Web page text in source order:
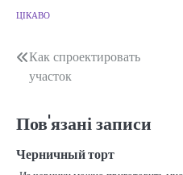
ЦІКАВО
Навігація
записів
Как спроектировать
участок
Пов'язані записи
Черничный торт